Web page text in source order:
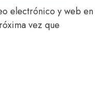
electrónico y web en
vez que